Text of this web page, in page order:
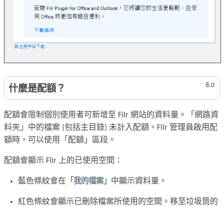
8.0
什麼是配額？
配額會限制個別使用者可新增至 Filr 網站的資料量。「網路資
料夾」中的檔案 (包括主目錄) 未計入配額。Filr 管理員啟用配
額時，可以使用「配額」區段。
配額會顯示 Filr 上的已使用空間：
藍色條紋會在 「我的檔案」 中顯示資料量。
紅色條紋會顯示已刪除檔案所使用的空間。移至垃圾筒的